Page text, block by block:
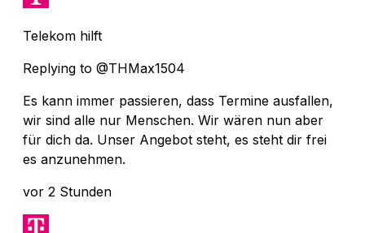
Telekom hilft
Replying to @THMax1504
Es kann immer passieren, dass Termine ausfallen,
wir sind alle nur Menschen. Wir wären nun aber
für dich da. Unser Angebot steht, es steht dir frei
es anzunehmen.
vor 2 Stunden